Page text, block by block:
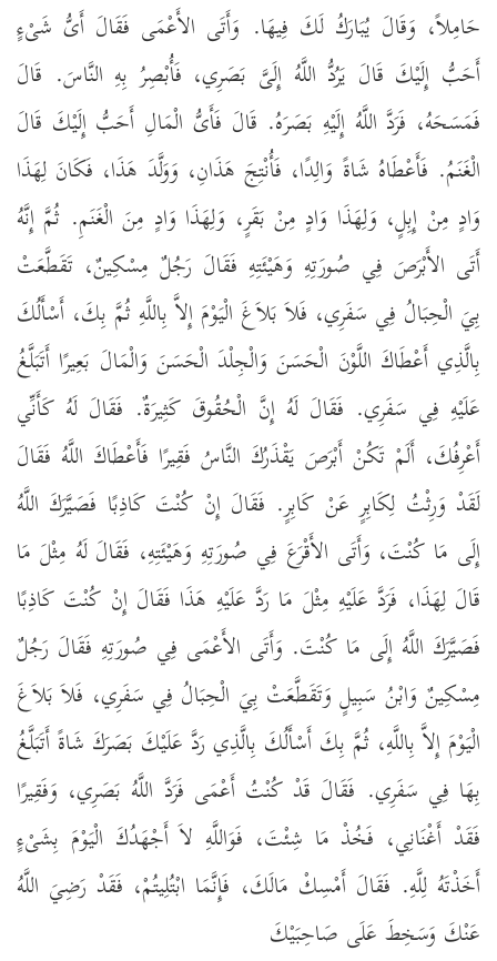
حَامِلاً، وَقَالَ يُبَارَكُ لَكَ فِيهَا‏.‏ وَأَتَى الأَعْمَى فَقَالَ أَىُّ شَىْءٍ
أَحَبُّ إِلَيْكَ قَالَ يَرُدُّ اللَّهُ إِلَىَّ بَصَرِي، فَأُبْصِرُ بِهِ النَّاسَ‏.‏ قَالَ
فَمَسَحَهُ، فَرَدَّ اللَّهُ إِلَيْهِ بَصَرَهُ‏.‏ قَالَ فَأَىُّ الْمَالِ أَحَبُّ إِلَيْكَ قَالَ
الْغَنَمُ‏.‏ فَأَعْطَاهُ شَاةً وَالِدًا، فَأُنْتِجَ هَذَانِ، وَوَلَّدَ هَذَا، فَكَانَ لِهَذَا
وَادٍ مِنْ إِبِلٍ، وَلِهَذَا وَادٍ مِنْ بَقَرٍ، وَلِهَذَا وَادٍ مِنَ الْغَنَمِ‏.‏ ثُمَّ إِنَّهُ
أَتَى الأَبْرَصَ فِي صُورَتِهِ وَهَيْئَتِهِ فَقَالَ رَجُلٌ مِسْكِينٌ، تَقَطَّعَتْ
بِيَ الْحِبَالُ فِي سَفَرِي، فَلاَ بَلاَغَ الْيَوْمَ إِلاَّ بِاللَّهِ ثُمَّ بِكَ، أَسْأَلُكَ
بِالَّذِي أَعْطَاكَ اللَّوْنَ الْحَسَنَ وَالْجِلْدَ الْحَسَنَ وَالْمَالَ بَعِيرًا أَتَبَلَّغُ
عَلَيْهِ فِي سَفَرِي‏.‏ فَقَالَ لَهُ إِنَّ الْحُقُوقَ كَثِيرَةٌ‏.‏ فَقَالَ لَهُ كَأَنِّي
أَعْرِفُكَ، أَلَمْ تَكُنْ أَبْرَصَ يَقْذَرُكَ النَّاسُ فَقِيرًا فَأَعْطَاكَ اللَّهُ فَقَالَ
لَقَدْ وَرِثْتُ لِكَابِرٍ عَنْ كَابِرٍ‏.‏ فَقَالَ إِنْ كُنْتَ كَاذِبًا فَصَيَّرَكَ اللَّهُ
إِلَى مَا كُنْتَ، وَأَتَى الأَقْرَعَ فِي صُورَتِهِ وَهَيْئَتِهِ، فَقَالَ لَهُ مِثْلَ مَا
قَالَ لِهَذَا، فَرَدَّ عَلَيْهِ مِثْلَ مَا رَدَّ عَلَيْهِ هَذَا فَقَالَ إِنْ كُنْتَ كَاذِبًا
فَصَيَّرَكَ اللَّهُ إِلَى مَا كُنْتَ‏.‏ وَأَتَى الأَعْمَى فِي صُورَتِهِ فَقَالَ رَجُلٌ
مِسْكِينٌ وَابْنُ سَبِيلٍ وَتَقَطَّعَتْ بِيَ الْحِبَالُ فِي سَفَرِي، فَلاَ بَلاَغَ
الْيَوْمَ إِلاَّ بِاللَّهِ، ثُمَّ بِكَ أَسْأَلُكَ بِالَّذِي رَدَّ عَلَيْكَ بَصَرَكَ شَاةً أَتَبَلَّغُ
بِهَا فِي سَفَرِي‏.‏ فَقَالَ قَدْ كُنْتُ أَعْمَى فَرَدَّ اللَّهُ بَصَرِي، وَفَقِيرًا
فَقَدْ أَغْنَانِي، فَخُذْ مَا شِئْتَ، فَوَاللَّهِ لاَ أَجْهَدُكَ الْيَوْمَ بِشَىْءٍ
أَخَذْتَهُ لِلَّهِ‏.‏ فَقَالَ أَمْسِكْ مَالَكَ، فَإِنَّمَا ابْتُلِيتُمْ، فَقَدْ رَضِيَ اللَّهُ
عَنْكَ وَسَخِطَ عَلَى صَاحِبَيْكَ